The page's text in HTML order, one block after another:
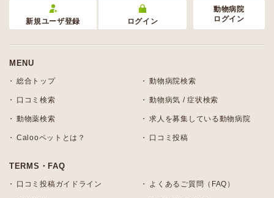
新規ユーザ登録 ログイン
動物病院
ログイン
MENU
総合トップ 動物病院検索
口コミ検索 動物病気 / 症状検索
動物薬検索 求人を募集している動物病院
Calooペットとは？ 口コミ投稿
TERMS・FAQ
口コミ投稿ガイドライン よくあるご質問（FAQ）